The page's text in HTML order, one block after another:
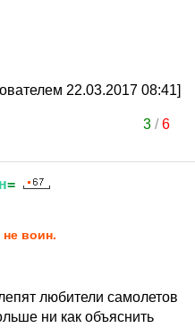
22.03.2017 08:41]
3/6
=
воин.
любители самолетов
ни как объяснить